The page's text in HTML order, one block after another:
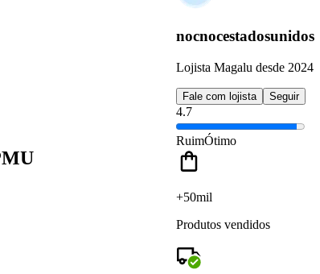
nocnocestadosunidos
Lojista Magalu desde 2024
Fale com lojista Seguir
4.7
RuimÓtimo
+50mil
Produtos vendidos